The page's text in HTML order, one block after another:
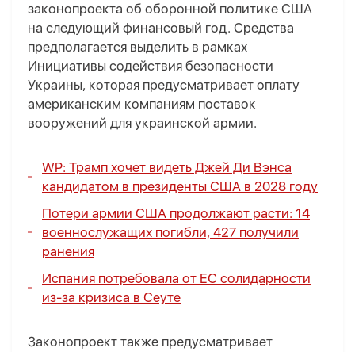
законопроекта об оборонной политике США
на следующий финансовый год. Средства
предполагается выделить в рамках
Инициативы содействия безопасности
Украины, которая предусматривает оплату
американским компаниям поставок
вооружений для украинской армии.
WP: Трамп хочет видеть Джей Ди Вэнса
кандидатом в президенты США в 2028 году
Потери армии США продолжают расти: 14
военнослужащих погибли, 427 получили
ранения
Испания потребовала от ЕС солидарности
из-за кризиса в Сеуте
Законопроект также предусматривает